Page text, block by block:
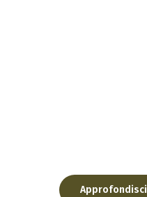
Approfondisci